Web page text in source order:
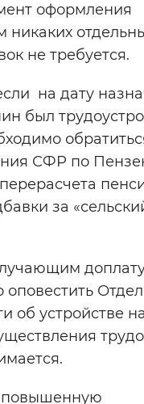
оформления
никаких
не требуется.
на дату
был
СФР по
за
оповестить
об устройстве